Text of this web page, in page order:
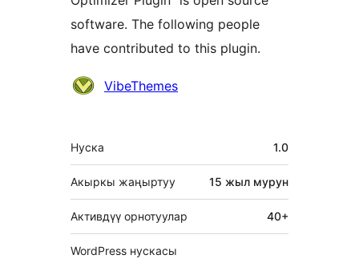
software. The following people
have contributed to this plugin.
МүчөлөрүVibeThemes
Мета
Нуска 1.0
Акыркы жаңыртуу 15 жыл мурун
Активдүү орнотуулар 40+
WordPress нускасы